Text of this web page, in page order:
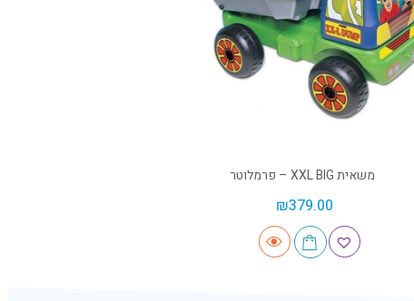
משאית XXL BIG – פרמלוטר
₪379.00